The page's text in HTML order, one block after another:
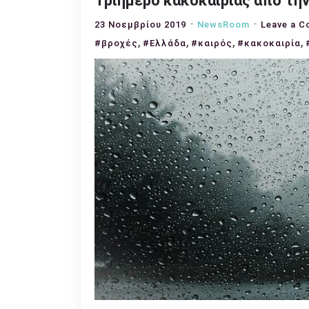
23 Νοεμβρίου 2019 NewsRoom Leave a
#βροχές , #Ελλάδα, #καιρός , #κακοκαιρία,